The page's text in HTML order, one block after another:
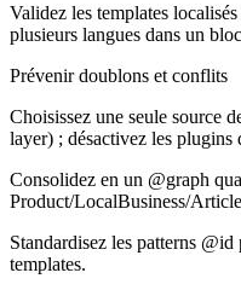
Validez les templates
plusieurs langues dans un
Prévenir doublons et conflits
Choisissez une seule source
layer) ; désactivez les plugins
Consolidez en un @graph
Product/LocalBusiness/
Standardisez les patterns
templates.